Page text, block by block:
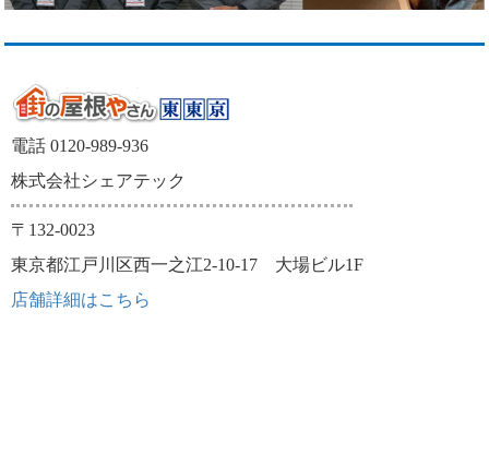
電話 0120-989-936
株式会社シェアテック
〒132-0023
東京都江戸川区西一之江2-10-17 大場ビル1F
店舗詳細はこちら